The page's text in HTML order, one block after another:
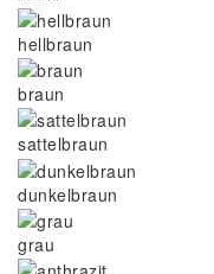
hellbraun
braun
sattelbraun
dunkelbraun
grau